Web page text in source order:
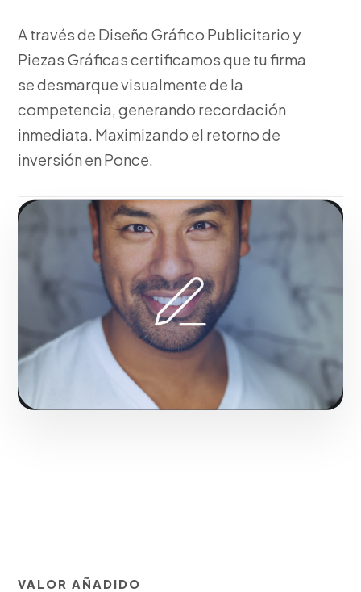
A través de Diseño Gráfico Publicitario y
Piezas Gráficas certificamos que tu firma
se desmarque visualmente de la
competencia, generando recordación
inmediata. Maximizando el retorno de
inversión en Ponce.
Fase 1:
Trabajando junto a ti, investigación de
arquetipos y psicología del consumidor.
Potenciando el impacto comercial de marcas en
Ponce.
Solicitar servicio
VALOR AÑADIDO